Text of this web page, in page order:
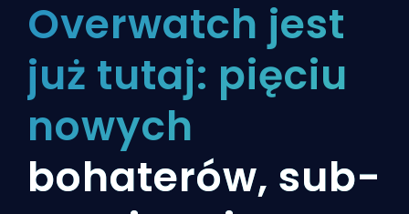
Overwatch jest
już tutaj: pięciu
nowych
bohaterów, sub-